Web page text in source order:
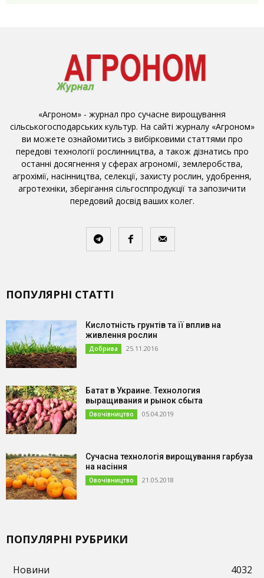
«Агроном» - журнал про сучасне вирощування
сільськогосподарських культур. На сайті журналу «Агроном»
ви можете ознайомитись з вибірковими статтями про
передові технології рослинництва, а також дізнатись про
останні досягнення у сферах агрономії, землеробства,
агрохімії, насінництва, селекції, захисту рослин, удобрення,
агротехніки, зберігання сільгосппродукції та запозичити
передовий досвід ваших колег.
ПОПУЛЯРНІ СТАТТІ
Кислотність грунтів та її вплив на
живлення рослин
Добрива 25.11.2016
Батат в Украине. Технология
выращивания и рынок сбыта
Овочівництво 05.04.2019
Сучасна технологія вирощування гарбуза
на насіння
Овочівництво 21.05.2018
ПОПУЛЯРНІ РУБРИКИ
Новини 4032